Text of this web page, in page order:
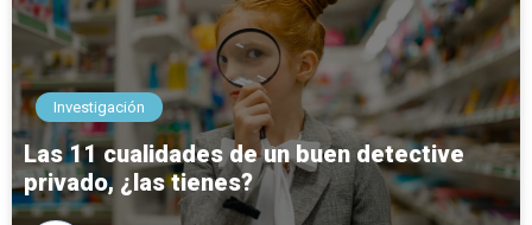
Investigación
Las 11 cualidades de un buen detective
privado, ¿las tienes?